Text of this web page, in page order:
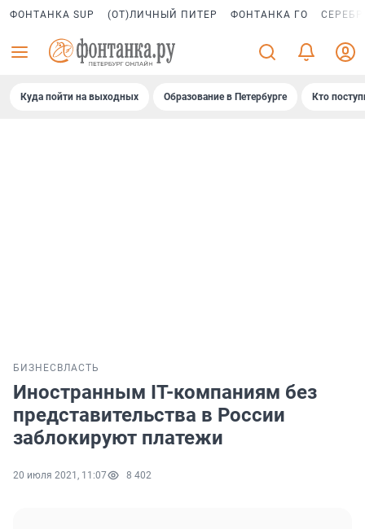
ФОНТАНКА SUP (ОТ)ЛИЧНЫЙ ПИТЕР ФОНТАНКА ГО
Куда пойти на выходных Образование в Петербурге Кто
БИЗНЕС ВЛАСТЬ
Иностранным IT-компаниям без
представительства в России
заблокируют платежи
20 июля 2021, 11:07 8 402